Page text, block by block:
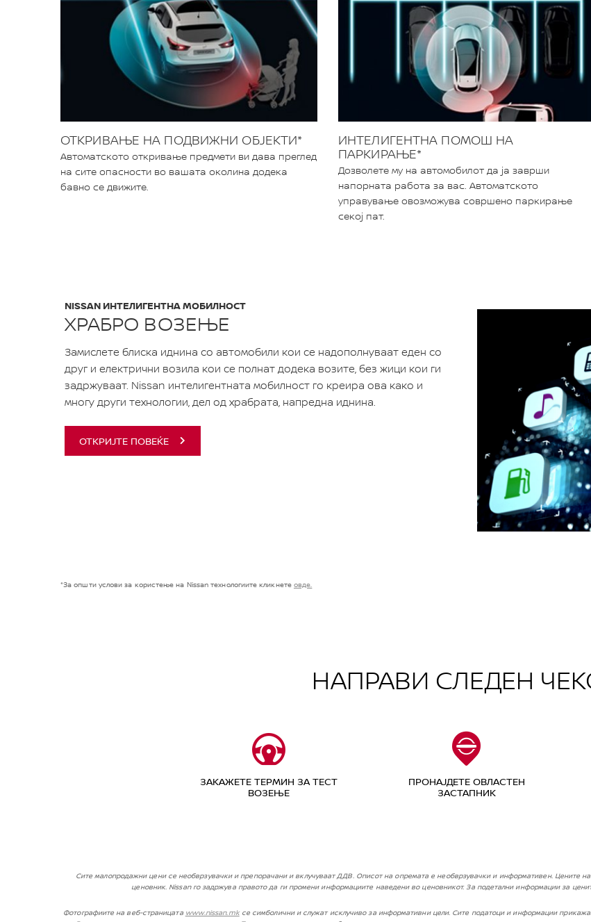
ОТКРИВАЊЕ НА ПОДВИЖНИ ОБЈЕКТИ*
Автоматското откривање предмети ви дава преглед
на сите опасности во вашата околина додека
бавно се движите.
ИНТЕЛИГЕНТНА ПОМОШ НА
ПАРКИРАЊЕ*
Дозволете му на автомобилот да ја заврши
напорната работа за вас. Автоматското
управување овозможува совршено паркирање
секој пат.
ХРАБРО ВОЗЕЊЕ
NISSAN ИНТЕЛИГЕНТНА МОБИЛНОСТ
Замислете блиска иднина со автомобили кои се надополнуваат еден со
друг и електрични возила кои се полнат додека возите, без жици кои ги
задржуваат. Nissan интелигентната мобилност го креира ова како и
многу други технологии, дел од храбрата, напредна иднина.
ОТКРИЈТЕ ПОВЕЌЕ
*За општи услови за користење на Nissan технологиите кликнете овде.
НАПРАВИ СЛЕДЕН
ЗАКАЖЕТЕ ТЕРМИН ЗА ТЕСТ
ВОЗЕЊЕ
ПРОНАЈДЕТЕ ОВЛАСТЕН
ЗАСТАПНИК
Сите малопродажни цени се необврзувачки и препорачани и вклучуваат ДДВ. Описот на опремата е необврзувачки и информативен. Цените
ценовник. Nissan го задржува правото да ги промени информациите наведени во ценовникот. За подетални информации за
Фотографиите на веб-страницата www.nissan.mkсе симболични и служат исклучиво за информативни цели. Сите податоци и информации